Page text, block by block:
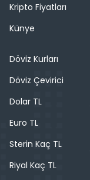
Kripto Fiyatları
Künye
Döviz Kurları
Döviz Çevirici
Dolar TL
Euro TL
Sterin Kaç TL
Riyal Kaç TL